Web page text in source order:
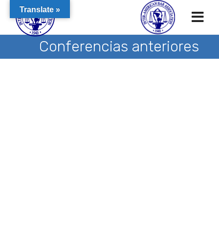
Conferencias anteriores
Translate »